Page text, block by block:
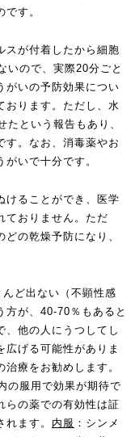
す。
スが付着したから細胞
いので、実際20分ごと
がいの予防効果につい
おります。ただし、水
たという報告もあり、
す。なお、消毒薬やお
いで十分です。
けることができ、医学
ておりません。ただ
の乾燥予防になり、
ど出ない（不顕性感
方が、40-70％もあると
、他の人にうつしてし
広げる可能性がありま
療をお勧めします。
の服用で効果が期待で
らの薬での有効性は証
ます。 内服 ：シンメ